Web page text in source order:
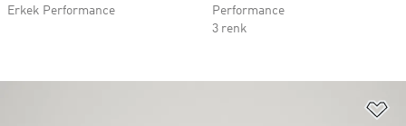
Erkek Performance
Performance
3 renk